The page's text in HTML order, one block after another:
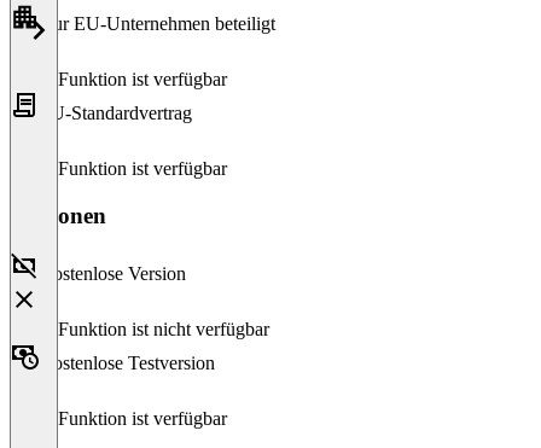
Nur EU-Unternehmen beteiligt
Diese Funktion ist verfügbar
EU-Standardvertrag
Diese Funktion ist verfügbar
Versionen
Kostenlose Version
Diese Funktion ist nicht verfügbar
Kostenlose Testversion
Diese Funktion ist verfügbar